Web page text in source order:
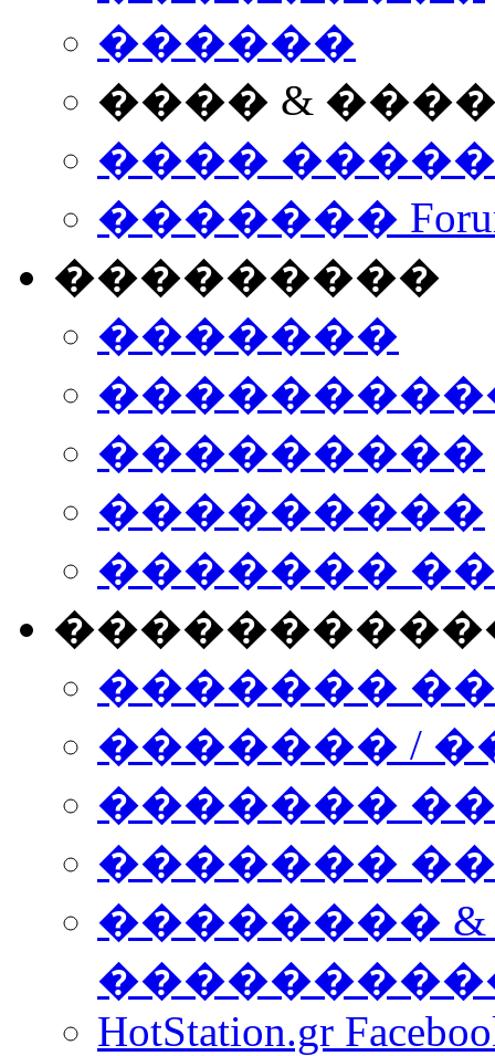
������
���� &
����
�������
���������
�������
���������
���������
�������
�������
������� /
�������
������� ���
��������
HotStation.gr